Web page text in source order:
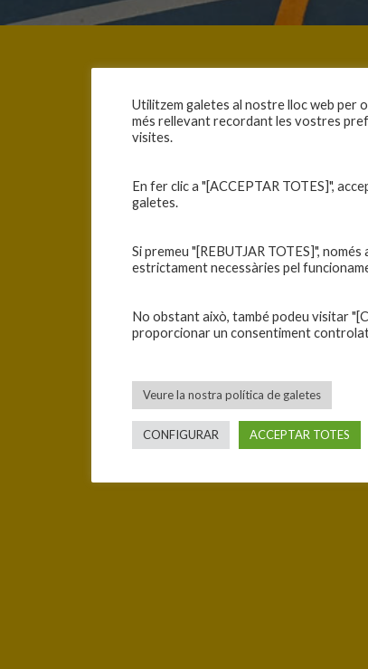
Utilitzem galetes al nostre lloc web per
més rellevant recordant les vostres
visites.
En fer clic a "[ACCEPTAR TOTES]",
galetes.
Si premeu "[REBUTJAR TOTES]", només
estrictament necessàries pel
No obstant això, també podeu visitar
proporcionar un consentiment
Veure la nostra política de galetes
CONFIGURAR ACCEPTAR TOTES